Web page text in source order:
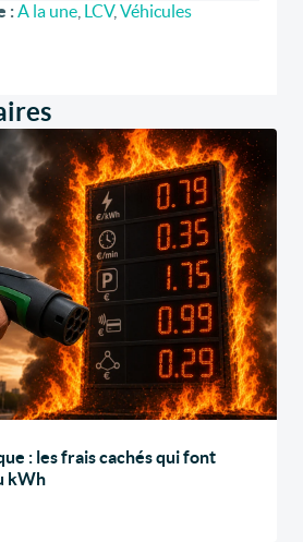
:A la une LCV, Véhicules
: les frais cachés qui font
kWh